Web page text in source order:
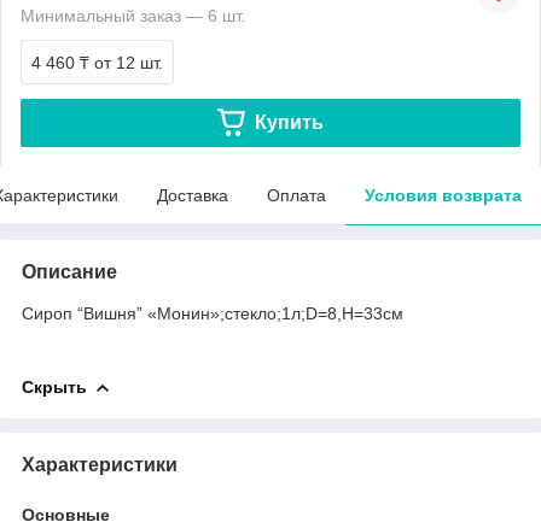
Минимальный заказ — 6 шт.
4 460 ₸ от 12 шт.
Купить
Доставка Оплата Условия возврата
Описание
Сироп “Вишня” «Монин»;стекло;1л;D=8,H=33см
Скрыть
Характеристики
Основные